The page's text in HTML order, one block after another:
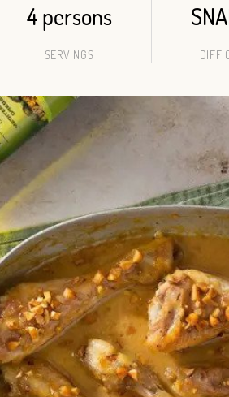
4 persons
SERVINGS